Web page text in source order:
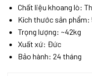
Chất liệu khoang lò:
Kích thước sản phẩm:
Trọng lượng: ~42kg
Xuất xứ: Đức
Bảo hành: 24 tháng